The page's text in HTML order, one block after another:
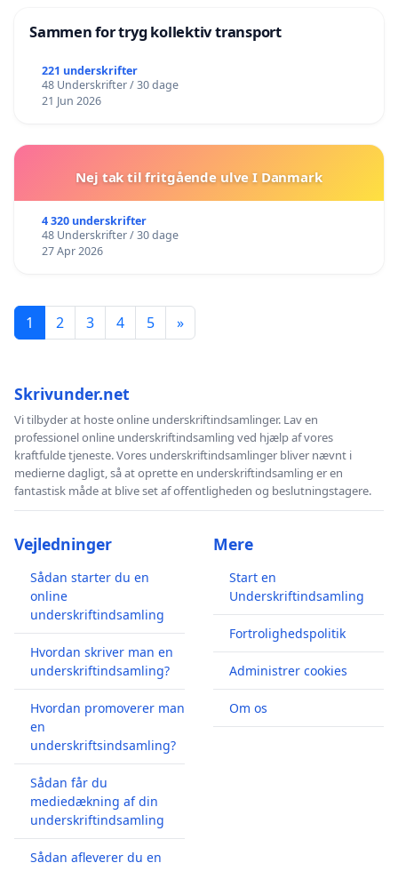
Sammen for tryg kollektiv transport
221 underskrifter
48 Underskrifter / 30 dage
21 Jun 2026
Nej tak til fritgående ulve I Danmark
4 320 underskrifter
48 Underskrifter / 30 dage
27 Apr 2026
1 2 3 4 5 »
Skrivunder.net
Vi tilbyder at hoste online underskriftindsamlinger. Lav en
professionel online underskriftindsamling ved hjælp af vores
kraftfulde tjeneste. Vores underskriftindsamlinger bliver nævnt i
medierne dagligt, så at oprette en underskriftindsamling er en
fantastisk måde at blive set af offentligheden og beslutningstagere.
Vejledninger
Sådan starter du en
online
underskriftindsamling
Hvordan skriver man en
underskriftindsamling?
Hvordan promoverer man
en
underskriftsindsamling?
Sådan får du
mediedækning af din
underskriftindsamling
Sådan afleverer du en
Mere
Start en
Underskriftindsamling
Fortrolighedspolitik
Administrer cookies
Om os